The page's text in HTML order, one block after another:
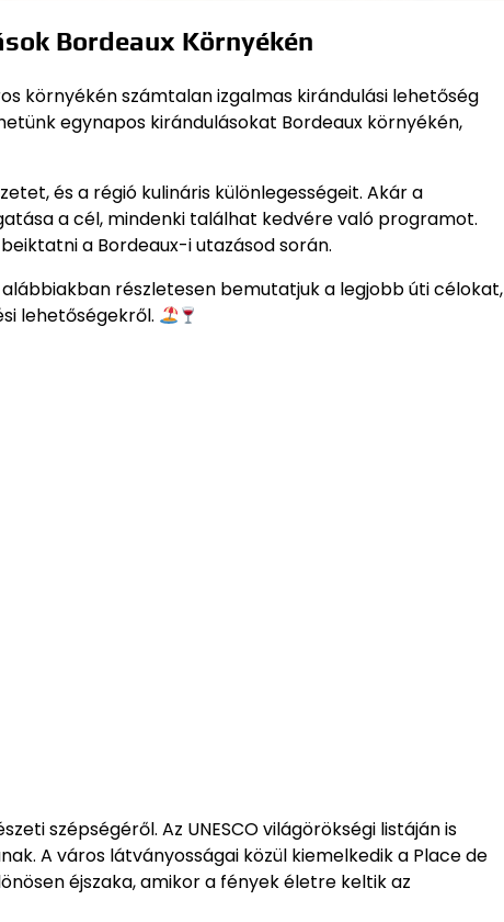
Bordeaux Környékén
környékén számtalan izgalmas kirándulási lehetőség
egynapos kirándulásokat Bordeaux környékén,
és a régió kulináris különlegességeit. Akár a
a cél, mindenki találhat kedvére való programot.
a Bordeaux-i utazásod során.
részletesen bemutatjuk a legjobb úti célokat,
lehetőségekről.
szépségéről. Az UNESCO világörökségi listáján is
A város látványosságai közül kiemelkedik a Place de
éjszaka, amikor a fények életre keltik az